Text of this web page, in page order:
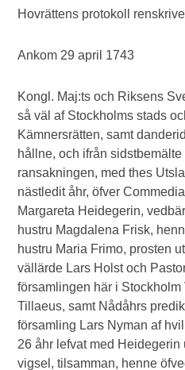
Hovrättens protokoll
Ankom 29 april 1743
Kongl. Maj:ts och Riksens
så väl af Stockholms stads
Kämnersrätten, samt
hållne, och ifrån
ransakningen, med thes
nästledit åhr, öfver
Margareta Heidegerin,
hustru Magdalena Frisk,
hustru Maria Frimo, prosten
vällärde Lars Holst och
församlingen här i
Tillaeus, samt Nådåhrs
församling Lars Nyman af
26 åhr lefvat med
vigsel, tilsamman, henne